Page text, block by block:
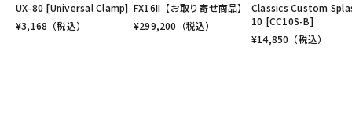
UX-80 [Universal Clamp]
¥3,168 （税込）
FX16II【お取り寄せ商品】
¥299,200 （税込）
Classics Custom
10 [CC10S-B]
¥14,850 （税込）